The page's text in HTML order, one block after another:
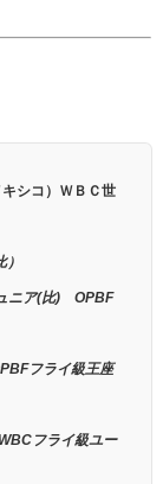
シコ）ＷＢＣ世
ニア(比) OPBF
フライ級王座
フライ級ユー